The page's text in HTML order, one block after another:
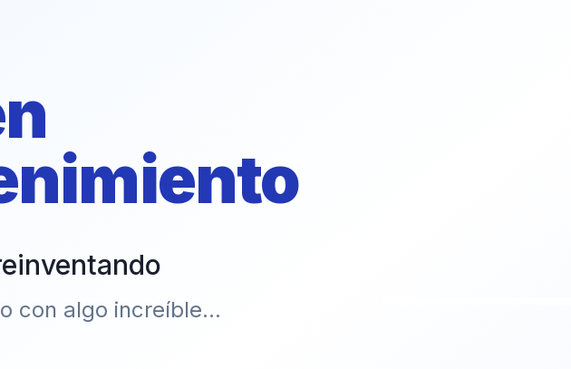
con algo increíble...